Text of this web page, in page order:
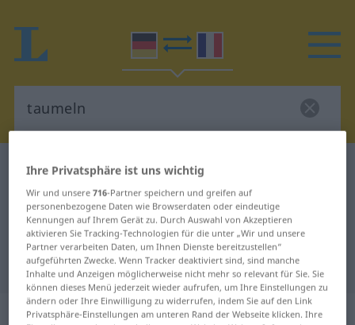
Deutsch-Französisch Wörterbuch
Deutsch-Französisch Übersetzung
für "taumeln"
"taumeln" Französisch Übersetzung
„taumeln“: intransitives Verb
Ihre Privatsphäre ist uns wichtig
Wir und unsere716-Partner speichern und greifen auf
personenbezogene Daten wie Browserdaten oder eindeutige
Kennungen auf Ihrem Gerät zu. Durch Auswahl von Akzeptieren
aktivieren Sie Tracking-Technologien für die unter „Wir und unsere
Partner verarbeiten Daten, um Ihnen Dienste bereitzustellen“
aufgeführten Zwecke. Wenn Tracker deaktiviert sind, sind manche
Inhalte und Anzeigen möglicherweise nicht mehr so relevant für Sie. Sie
können dieses Menü jederzeit wieder aufrufen, um Ihre Einstellungen zu
ändern oder Ihre Einwilligung zu widerrufen, indem Sie auf den Link
Privatsphäre-Einstellungen am unteren Rand der Webseite klicken. Ihre